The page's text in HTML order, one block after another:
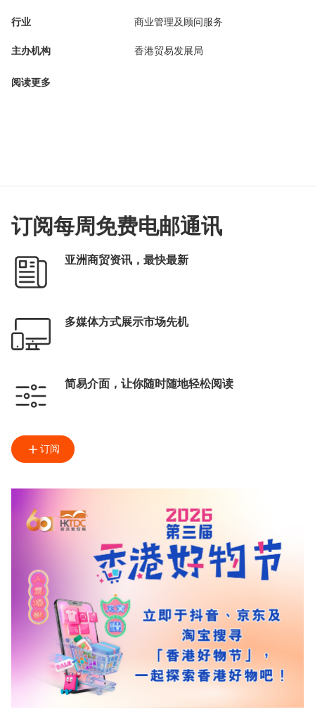
行业 商业管理及顾问服务
主办机构 香港贸易发展局
阅读更多
订阅每周免费电邮通讯
亚洲商贸资讯，最快最新
多媒体方式展示市场先机
简易介面，让你随时随地轻松阅读
订阅